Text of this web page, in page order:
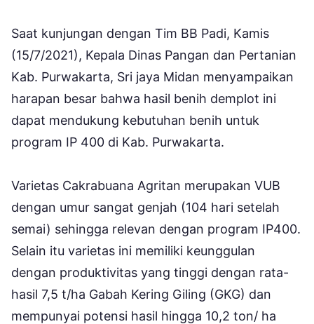
Saat kunjungan dengan Tim BB Padi, Kamis
(15/7/2021), Kepala Dinas Pangan dan Pertanian
Kab. Purwakarta, Sri jaya Midan menyampaikan
harapan besar bahwa hasil benih demplot ini
dapat mendukung kebutuhan benih untuk
program IP 400 di Kab. Purwakarta.
Varietas Cakrabuana Agritan merupakan VUB
dengan umur sangat genjah (104 hari setelah
semai) sehingga relevan dengan program IP400.
Selain itu varietas ini memiliki keunggulan
dengan produktivitas yang tinggi dengan rata-
hasil 7,5 t/ha Gabah Kering Giling (GKG) dan
mempunyai potensi hasil hingga 10,2 ton/ ha